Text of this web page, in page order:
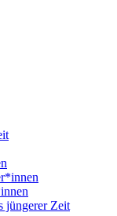
jüngerer Zeit